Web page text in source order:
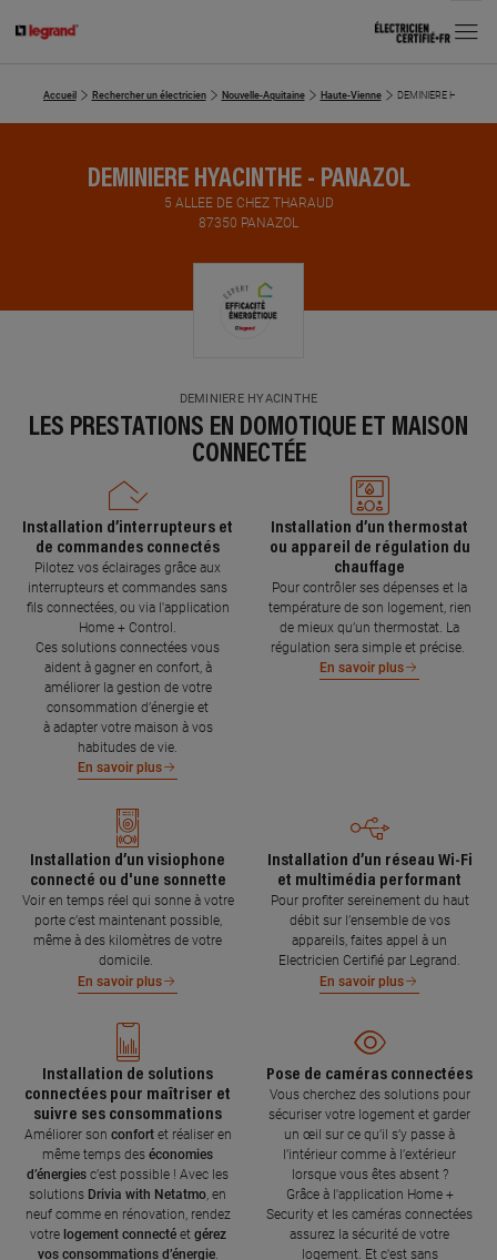
MENU
Accueil Rechercher un électricien Nouvelle-Aquitaine Haute-Vienne DEMINIERE
DEMINIERE HYACINTHE - PANAZOL
5 ALLEE DE CHEZ THARAUD
87350 PANAZOL
DEMINIERE HYACINTHE
LES PRESTATIONS EN DOMOTIQUE ET MAISON
CONNECTÉE
Installation d’interrupteurs et
de commandes connectés
Pilotez vos éclairages grâce aux
interrupteurs et commandes sans
fils connectées, ou via l'application
Home + Control.
Ces solutions connectées vous
aident à gagner en confort, à
améliorer la gestion de votre
consommation d’énergie et
à adapter votre maison à vos
habitudes de vie.
En savoir plus
Installation d’un thermostat
ou appareil de régulation du
chauffage
Pour contrôler ses dépenses et la
température de son logement, rien
de mieux qu’un thermostat. La
régulation sera simple et précise.
En savoir plus
Installation d’un visiophone
connecté ou d'une sonnette
Voir en temps réel qui sonne à votre
porte c’est maintenant possible,
même à des kilomètres de votre
domicile.
En savoir plus
Installation d’un réseau Wi-Fi
et multimédia performant
Pour profiter sereinement du haut
débit sur l’ensemble de vos
appareils, faites appel à un
Electricien Certifié par Legrand.
En savoir plus
Installation de solutions
connectées pour maîtriser et
suivre ses consommations
Améliorer son confort et réaliser en
même temps des économies
d’énergies c’est possible ! Avec les
solutions Drivia with Netatmo , en
neuf comme en rénovation, rendez
votre logement connecté et gérez
vos consommations d’énergie.
Pose de caméras connectées
Vous cherchez des solutions pour
sécuriser votre logement et garder
un œil sur ce qu’il s’y passe à
l’intérieur comme à l’extérieur
lorsque vous êtes absent ?
Grâce à l'application Home +
Security et les caméras connectées
assurez la sécurité de votre
logement. Et c'est sans